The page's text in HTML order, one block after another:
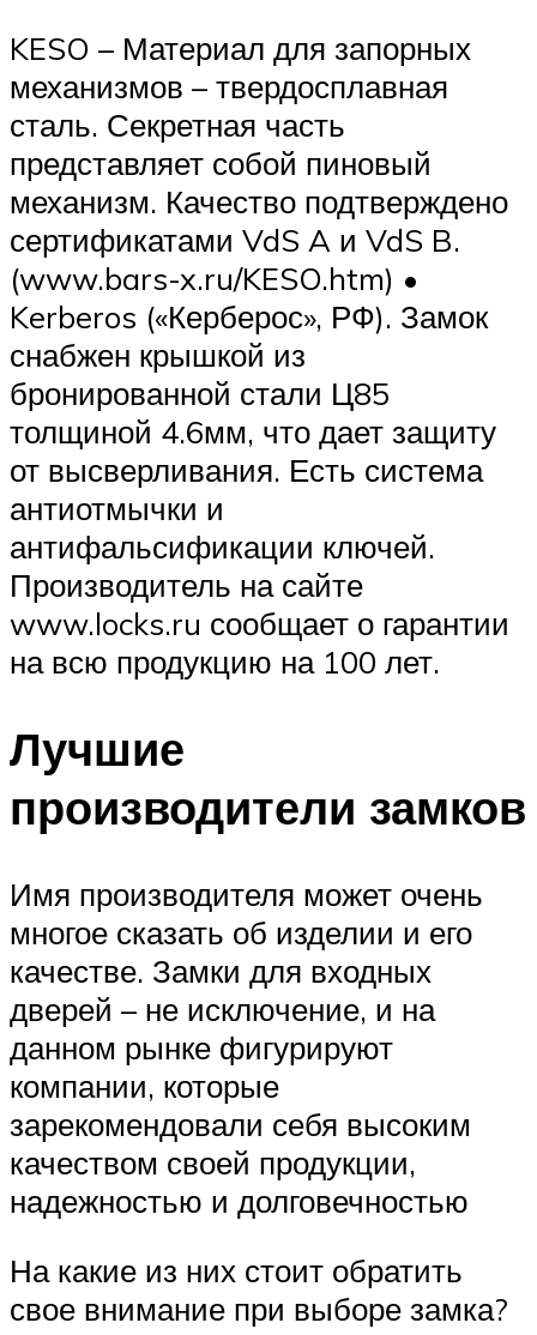
KESO – Материал для запорных
механизмов – твердосплавная
сталь. Секретная часть
представляет собой пиновый
механизм. Качество подтверждено
сертификатами VdS A и VdS B.
(www.bars-x.ru/KESO.htm) •
Kerberos («Керберос», РФ). Замок
снабжен крышкой из
бронированной стали Ц85
толщиной 4.6мм, что дает защиту
от высверливания. Есть система
антиотмычки и
антифальсификации ключей.
Производитель на сайте
www.locks.ru сообщает о гарантии
на всю продукцию на 100 лет.
Лучшие
производители замков
Имя производителя может очень
многое сказать об изделии и его
качестве. Замки для входных
дверей – не исключение, и на
данном рынке фигурируют
компании, которые
зарекомендовали себя высоким
качеством своей продукции,
надежностью и долговечностью
На какие из них стоит обратить
свое внимание при выборе замка?